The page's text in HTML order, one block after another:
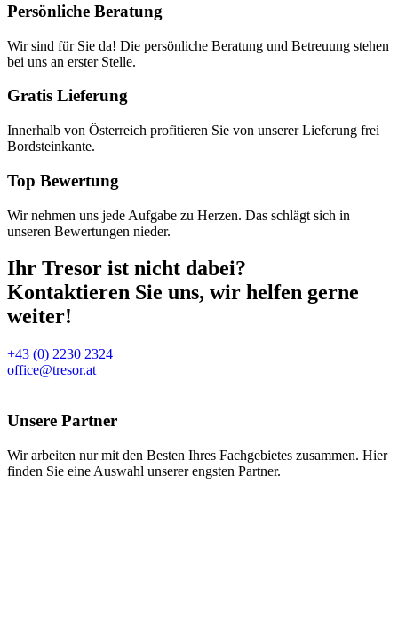
Persönliche Beratung
Wir sind für Sie da! Die persönliche Beratung und Betreuung stehen
bei uns an erster Stelle.
Gratis Lieferung
Innerhalb von Österreich profitieren Sie von unserer Lieferung frei
Bordsteinkante.
Top Bewertung
Wir nehmen uns jede Aufgabe zu Herzen. Das schlägt sich in
unseren Bewertungen nieder.
Ihr Tresor ist nicht dabei?
Kontaktieren Sie uns, wir helfen gerne
weiter!
+43 (0) 2230 2324
office@tresor.at
Unsere Partner
Wir arbeiten nur mit den Besten Ihres Fachgebietes zusammen. Hier
finden Sie eine Auswahl unserer engsten Partner.